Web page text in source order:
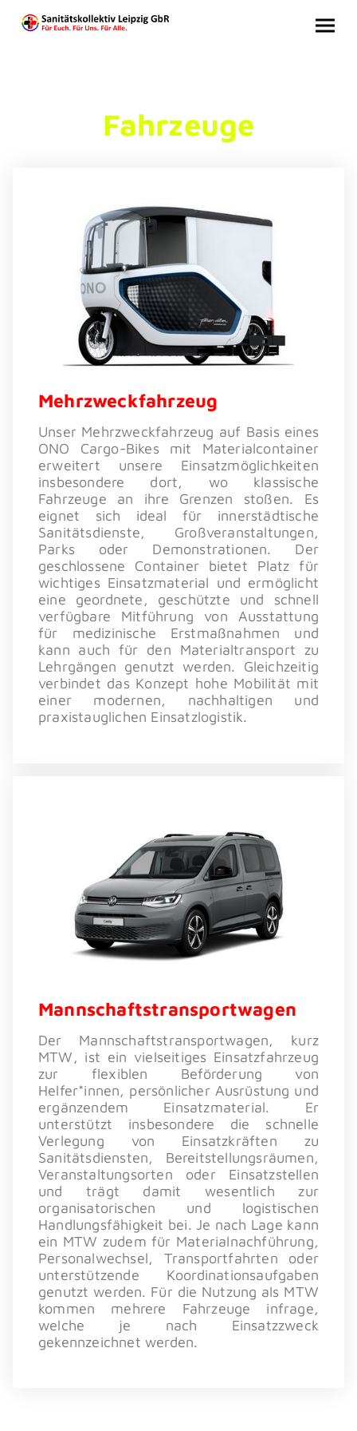
Fahrzeuge
Mehrzweckfahrzeug
Unser Mehrzweckfahrzeug auf Basis eines
ONO Cargo-Bikes mit Materialcontainer
erweitert unsere Einsatzmöglichkeiten
insbesondere dort, wo klassische
Fahrzeuge an ihre Grenzen stoßen. Es
eignet sich ideal für innerstädtische
Sanitätsdienste, Großveranstaltungen,
Parks oder Demonstrationen. Der
geschlossene Container bietet Platz für
wichtiges Einsatzmaterial und ermöglicht
eine geordnete, geschützte und schnell
verfügbare Mitführung von Ausstattung
für medizinische Erstmaßnahmen und
kann auch für den Materialtransport zu
Lehrgängen genutzt werden. Gleichzeitig
verbindet das Konzept hohe Mobilität mit
einer modernen, nachhaltigen und
praxistauglichen Einsatzlogistik.
Mannschaftstransportwagen
Der Mannschaftstransportwagen, kurz
MTW, ist ein vielseitiges Einsatzfahrzeug
zur flexiblen Beförderung von
Helfer*innen, persönlicher Ausrüstung und
ergänzendem Einsatzmaterial. Er
unterstützt insbesondere die schnelle
Verlegung von Einsatzkräften zu
Sanitätsdiensten, Bereitstellungsräumen,
Veranstaltungsorten oder Einsatzstellen
und trägt damit wesentlich zur
organisatorischen und logistischen
Handlungsfähigkeit bei. Je nach Lage kann
ein MTW zudem für Materialnachführung,
Personalwechsel, Transportfahrten oder
unterstützende Koordinationsaufgaben
genutzt werden. Für die Nutzung als MTW
kommen mehrere Fahrzeuge infrage,
welche je nach Einsatzzweck
gekennzeichnet werden.